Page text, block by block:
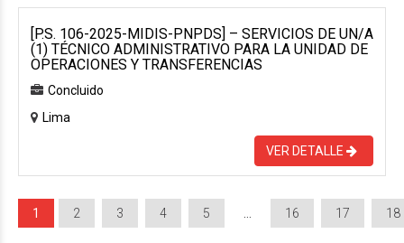
[P.S. 106-2025-MIDIS-PNPDS] – SERVICIOS DE UN/A
(1) TÉCNICO ADMINISTRATIVO PARA LA UNIDAD DE
OPERACIONES Y TRANSFERENCIAS
Concluido
Lima
VER DETALLE
1 2 3 4 5 16 17 18